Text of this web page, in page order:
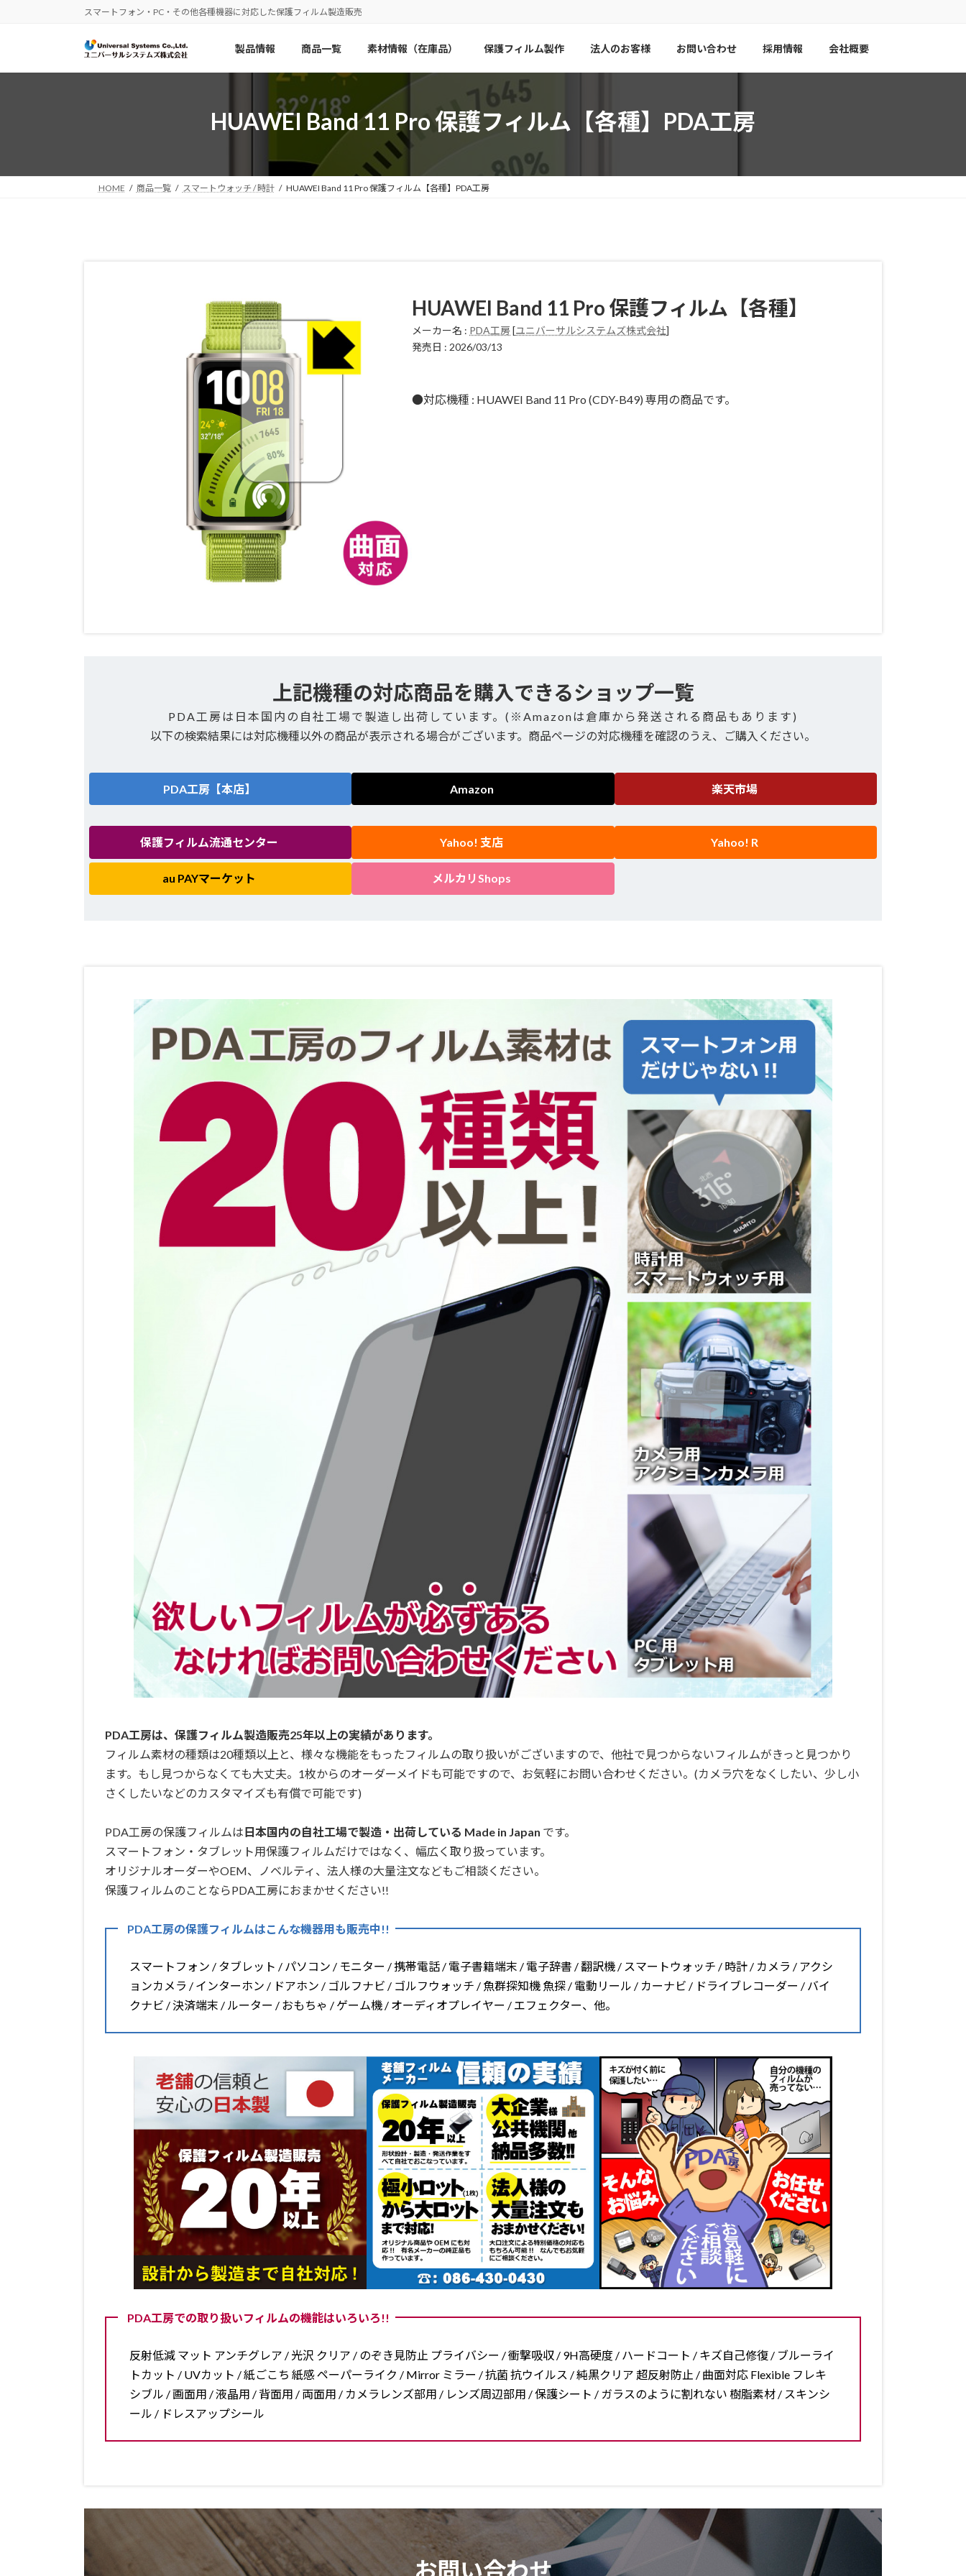
ツ
シ
スマートフォン・PC・その他各種機器に対応した保護フィルム製造販売
製品情報 商品一覧 素材情報（在庫品） 保護フィルム製作 法人のお客様 お問い合わせ 採用情報 会社概要
HUAWEI Band 11 Pro 保護フィルム【各種】PDA工房
HOME 商品一覧 スマートウォッチ / 時計 HUAWEI Band 11 Pro 保護フィルム【各種】PDA工房
HUAWEI Band 11 Pro 保護フィルム【各種】
メーカー名 : PDA工房[ユニバーサルシステムズ株式会社]
発売日 : 2026/03/13
●対応機種 : HUAWEI Band 11 Pro (CDY-B49) 専用の商品です。
上記機種の対応商品を購入できるショップ一覧
PDA工房は日本国内の自社工場で製造し出荷しています。(※Amazonは倉庫から発送される商品もあります)
以下の検索結果には対応機種以外の商品が表示される場合がございます。商品ページの対応機種を確認のうえ、ご購入ください。
PDA工房【本店】 Amazon 楽天市場
保護フィルム流通センター Yahoo! 支店 Yahoo! R
au PAYマーケット メルカリShops
PDA工房は、保護フィルム製造販売25年以上の実績があります。
フィルム素材の種類は20種類以上と、様々な機能をもったフィルムの取り扱いがございますので、他社で見つからないフィルムがきっと見つかり
ます。もし見つからなくても大丈夫。1枚からのオーダーメイドも可能ですので、お気軽にお問い合わせください。(カメラ穴をなくしたい、少し小
さくしたいなどのカスタマイズも有償で可能です)
PDA工房の保護フィルムは 日本国内の自社工場で製造・出荷している Made in Japan です。
スマートフォン・タブレット用保護フィルムだけではなく、幅広く取り扱っています。
オリジナルオーダーやOEM、ノベルティ、法人様の大量注文などもご相談ください。
保護フィルムのことならPDA工房におまかせください!!
PDA工房の保護フィルムはこんな機器用も販売中!!
スマートフォン / タブレット / パソコン / モニター / 携帯電話 / 電子書籍端末 / 電子辞書 / 翻訳機 / スマートウォッチ / 時計 / カメラ / アクシ
ョンカメラ / インターホン / ドアホン / ゴルフナビ / ゴルフウォッチ / 魚群探知機 魚探 / 電動リール / カーナビ / ドライブレコーダー / バイ
クナビ / 決済端末 / ルーター / おもちゃ / ゲーム機 / オーディオプレイヤー / エフェクター、他。
PDA工房での取り扱いフィルムの機能はいろいろ!!
反射低減 マット アンチグレア / 光沢 クリア / のぞき見防止 プライバシー / 衝撃吸収 / 9H高硬度 / ハードコート / キズ自己修復 / ブルーライ
トカット / UVカット / 紙ごこち 紙感 ペーパーライク / Mirror ミラー / 抗菌 抗ウイルス / 純黒クリア 超反射防止 / 曲面対応 Flexible フレキ
シブル / 画面用 / 液晶用 / 背面用 / 両面用 / カメラレンズ部用 / レンズ周辺部用 / 保護シート / ガラスのように割れない 樹脂素材 / スキンシ
ール / ドレスアップシール
お問い合わせ